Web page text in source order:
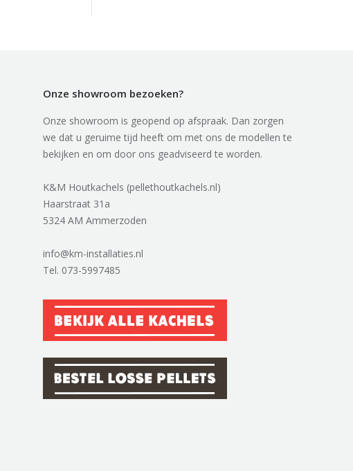
Onze showroom bezoeken?
Onze showroom is geopend op afspraak. Dan zorgen
we dat u geruime tijd heeft om met ons de modellen te
bekijken en om door ons geadviseerd te worden.
K&M Houtkachels (pellethoutkachels.nl)
Haarstraat 31a
5324 AM Ammerzoden
info@km-installaties.nl
Tel. 073-5997485